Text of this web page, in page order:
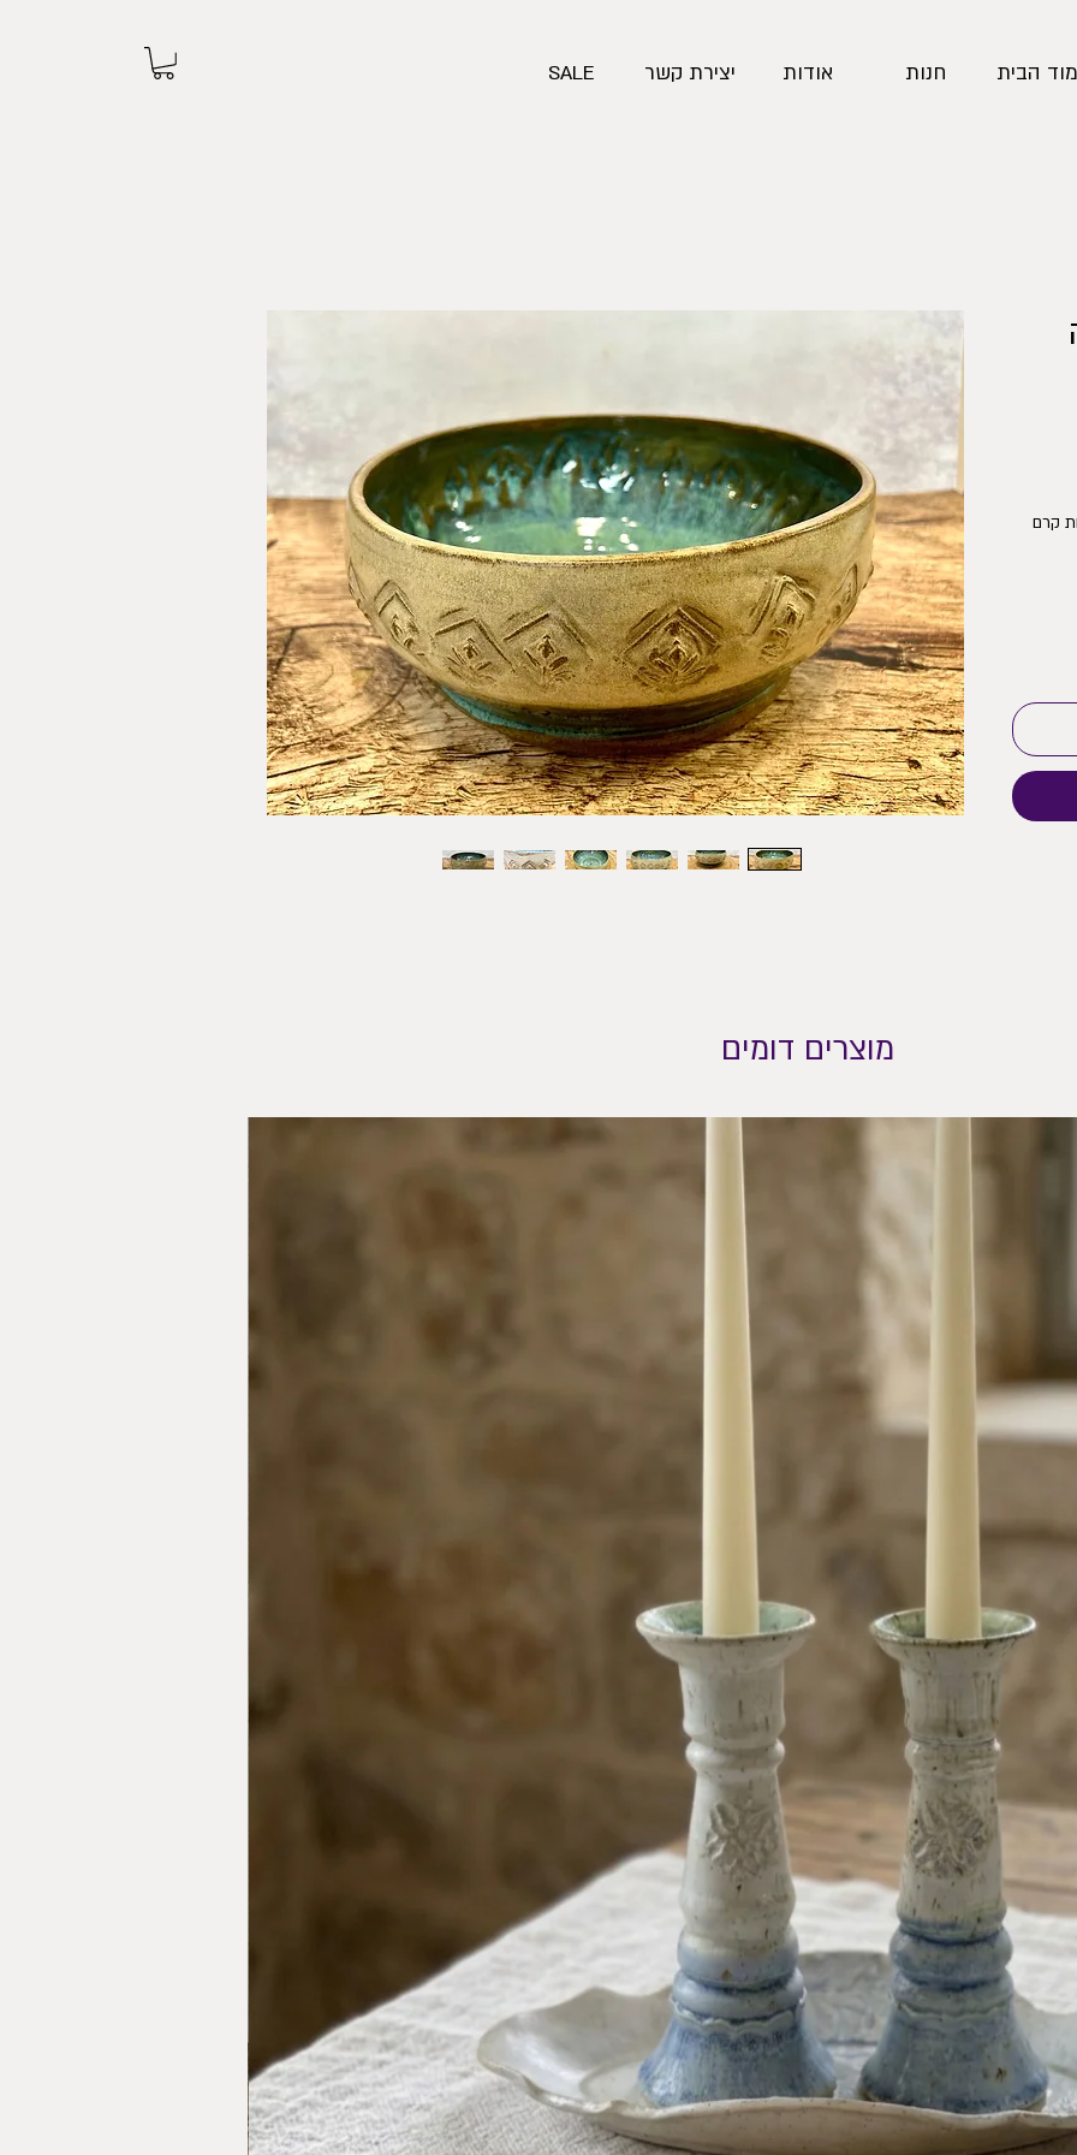
הבית חנות אודות יצירת קשר SALE
קרם
מוצרים דומים